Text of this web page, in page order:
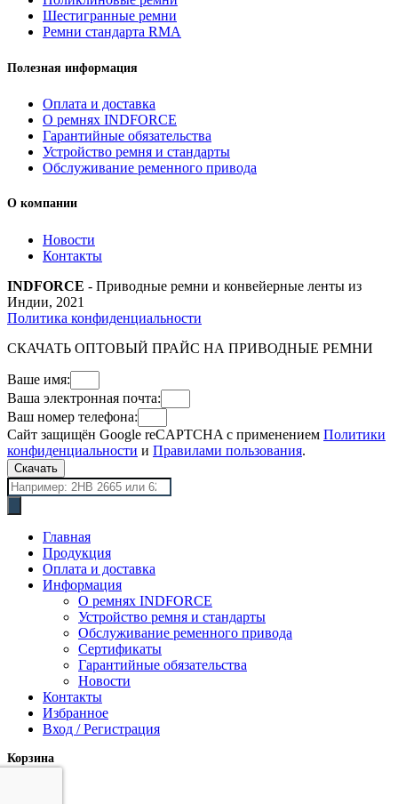
Шестигранные ремни
Ремни стандарта RMA
Полезная информация
Оплата и доставка
О ремнях INDFORCE
Гарантийные обязательства
Устройство ремня и стандарты
Обслуживание ременного привода
О компании
Новости
Контакты
INDFORCE - Приводные ремни и конвейерные ленты из
Индии, 2021
Политика конфиденциальности
СКАЧАТЬ ОПТОВЫЙ ПРАЙС НА ПРИВОДНЫЕ РЕМНИ
Ваше имя:
Ваша электронная почта:
Ваш номер телефона:
Сайт защищён Google reCAPTCHA с применением Политики
конфиденциальности и Правилами пользования.
Скачать
Поиск
товаров
Главная
Продукция
Оплата и доставка
Информация
О ремнях INDFORCE
Устройство ремня и стандарты
Обслуживание ременного привода
Сертификаты
Гарантийные обязательства
Новости
Контакты
Избранное
Вход / Регистрация
Корзина